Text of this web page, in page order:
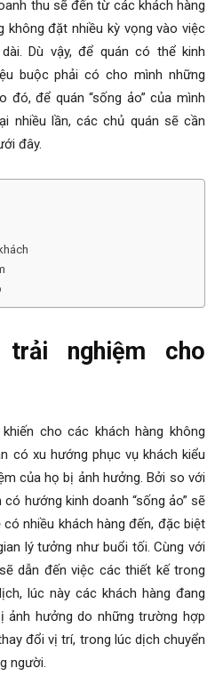
thu sẽ đến từ các khách hàng
không đặt nhiều kỳ vọng vào việc
Dù vậy, để quán có thể kinh
buộc phải có cho mình những
đó, để quán “sống ảo” của mình
nhiều lần, các chủ quán sẽ cần
đây.
nghiệm cho
cho các khách hàng không
có xu hướng phục vụ khách kiểu
của họ bị ảnh hưởng. Bởi so với
hướng kinh doanh “sống ảo” sẽ
nhiều khách hàng đến, đặc biệt
lý tưởng như buổi tối. Cùng với
dẫn đến việc các thiết kế trong
lúc này các khách hàng đang
ảnh hưởng do những trường hợp
đổi vị trí, trong lúc dịch chuyển
người.